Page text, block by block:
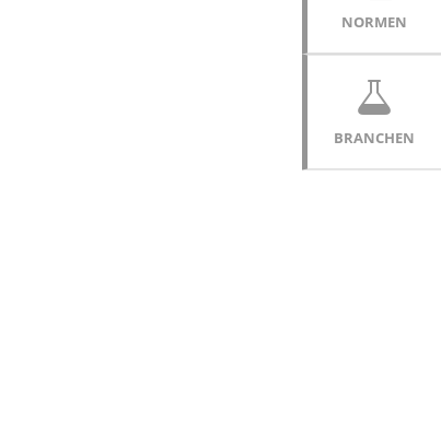
NORMEN
BRANCHEN